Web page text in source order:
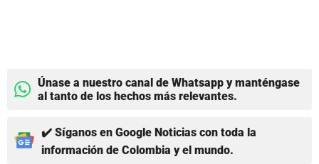
Únase a nuestro canal de Whatsapp y manténgase
al tanto de los hechos más relevantes.
✔️ Síganos en Google Noticias con toda la
información de Colombia y el mundo.